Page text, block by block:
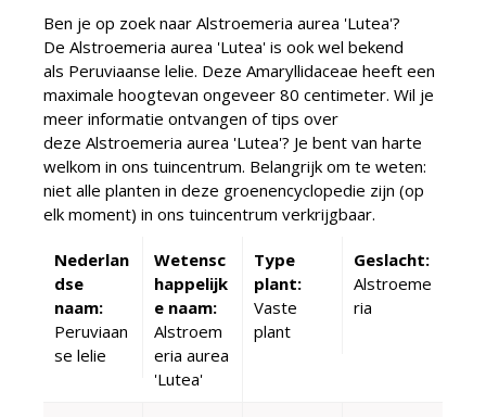
Ben je op zoek naar Alstroemeria aurea 'Lutea'?
De Alstroemeria aurea 'Lutea' is ook wel bekend
als Peruviaanse lelie. Deze Amaryllidaceae heeft een
maximale hoogtevan ongeveer 80 centimeter. Wil je
meer informatie ontvangen of tips over
deze Alstroemeria aurea 'Lutea'? Je bent van harte
welkom in ons tuincentrum. Belangrijk om te weten:
niet alle planten in deze groenencyclopedie zijn (op
elk moment) in ons tuincentrum verkrijgbaar.
Nederlan
dse
naam:
Peruviaan
se lelie
Wetensc
happelijk
e naam:
Alstroem
eria aurea
'Lutea'
Type
plant:
Vaste
plant
Geslacht:
Alstroeme
ria